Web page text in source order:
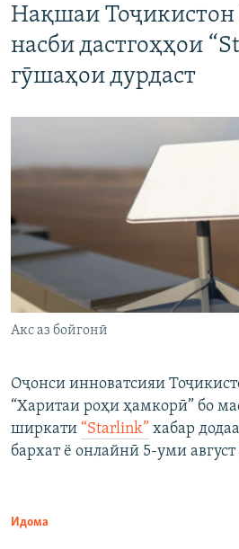
Нақшаи Тоҷикистон
насби дастгоҳҳои
гӯшаҳои дурдаст
Акс аз бойгонӣ
Оҷонси инноватсияи
“Харитаи роҳи ҳамкорӣ” бо
ширкати “Starlink” хабар
бархат ё онлайнӣ 5-уми август
Идома